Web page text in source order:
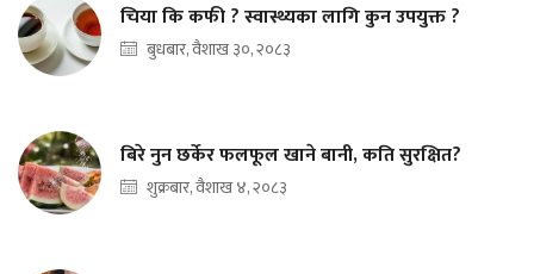
चिया कि कफी ? स्वास्थ्यका लागि कुन उपयुक्त ?
बुधबार, वैशाख ३०, २०८३
बिरे नुन छर्केर फलफूल खाने बानी, कति सुरक्षित?
शुक्रबार, वैशाख ४, २०८३